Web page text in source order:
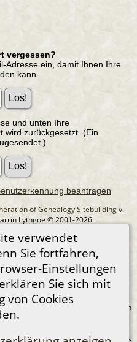
verwendet
Sie fortfahren,
Einstellungen
Sie sich mit
von Cookies
vergessen?
Adresse ein, damit Ihnen Ihre
kann.
und unten Ihre
wird zurückgesetzt. (Ein
beantragen
of Genealogy Sitebuildingv.
Lythgoe © 2001-2026.
und betreut vonMIchael Klein
|
Datenschutzerklärung
diese Seite oder Bilder von
kommerziellen Websites
und einen URL-Link zu meiner
ändern, wenn neue Fakten gefunden
to add this page or any images